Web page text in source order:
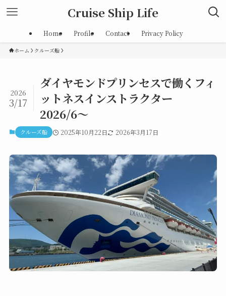
Cruise Ship Life
Home Profile Contact Privacy Policy
ホーム クルーズ船
ダイヤモンドプリンセスで働くフィ
ットネスインストラクター
2026/6～
2026
3/17
クルーズ船 2025年10月22日 2026年3月17日